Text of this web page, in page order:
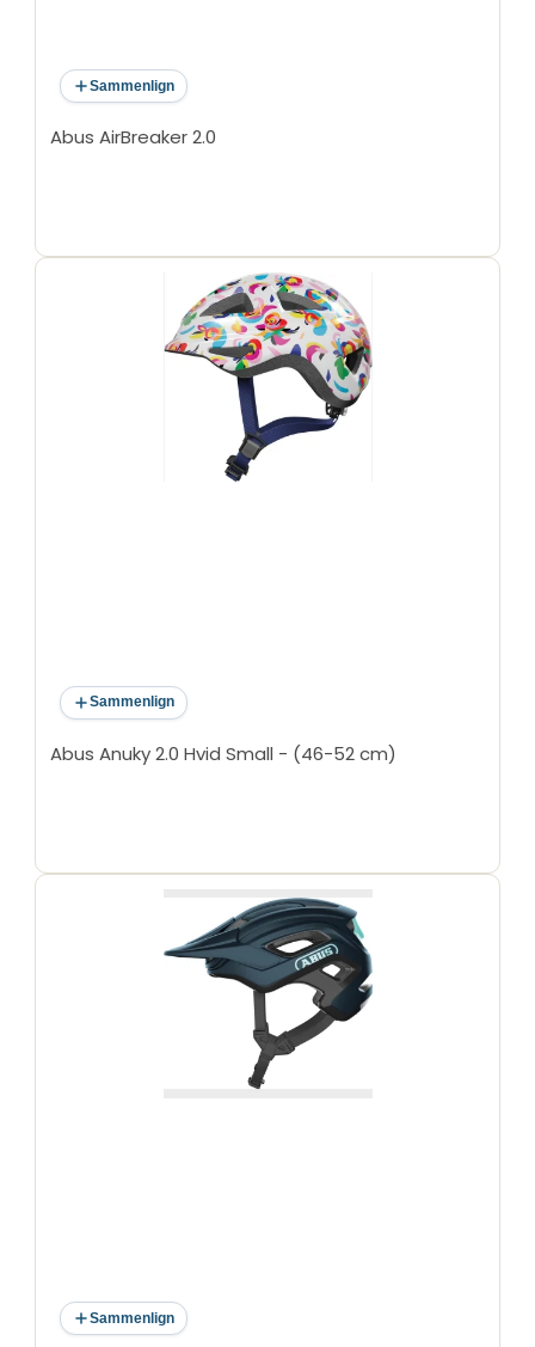
Sammenlign
Abus AirBreaker 2.0
Sammenlign
Abus Anuky 2.0 Hvid Small - (46-52 cm)
Sammenlign